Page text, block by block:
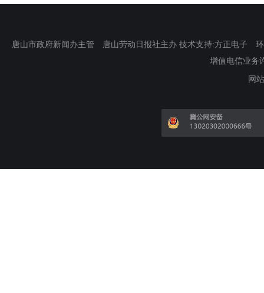
唐山市政府新闻办主管 唐山劳动日报社主办 技术支持:方正电子
增值电信业务
网